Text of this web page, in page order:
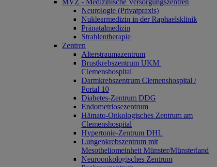
MVZ - Medizinische Versorgungszentren
Neurologie (Privatpraxis)
Nuklearmedizin in der Raphaelsklinik
Pränatalmedizin
Strahlentherapie
Zentren
Alterstraumazentrum
Brustkrebszentrum UKM |
Clemenshospital
Darmkrebszentrum Clemenshospital /
Portal 10
Diabetes-Zentrum DDG
Endometriosezentrum
Hämato-Onkologisches Zentrum am
Clemenshospital
Hypertonie-Zentrum DHL
Lungenkrebszentrum mit
Mesotheliomeinheit Münster/Münsterland
Neuroonkologisches Zentrum